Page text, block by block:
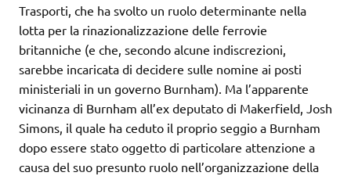
Trasporti, che ha svolto un ruolo determinante nella
lotta per la rinazionalizzazione delle ferrovie
britanniche (e che, secondo alcune indiscrezioni,
sarebbe incaricata di decidere sulle nomine ai posti
ministeriali in un governo Burnham). Ma l’apparente
vicinanza di Burnham all’ex deputato di Makerfield, Josh
Simons, il quale ha ceduto il proprio seggio a Burnham
dopo essere stato oggetto di particolare attenzione a
causa del suo presunto ruolo nell’organizzazione della